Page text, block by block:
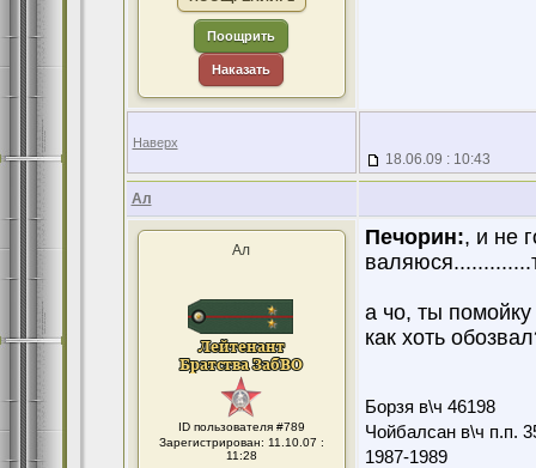
Поощрить
Наказать
Наверх
18.06.09 : 10:43
Ал
Ал
ID пользователя #789
Зарегистрирован: 11.10.07 :
11:28
Печорин:, и не
а чо, ты помойку
как хоть
Борзя в\ч 46198
Чойбалсан в\ч п.п.
1987-1989